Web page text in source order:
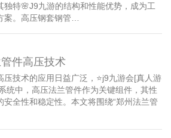
独特🌸J9九游的结构和性能优势，成为工
案。高压钢套钢管…
件高压技术
技术的应用日益广泛，⭐️j9九游会[真人游
统中，高压法兰管件作为关键组件，其性
全性和稳定性。本文将围绕“郑州法兰管